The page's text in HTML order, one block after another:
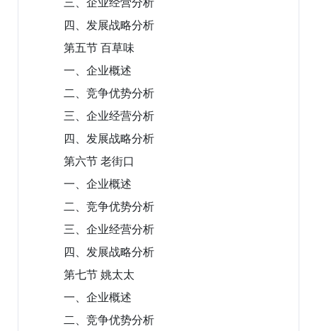
四、发展战略分析
第五节 百草味
一、企业概述
二、竞争优势分析
三、企业经营分析
四、发展战略分析
第六节 老街口
一、企业概述
二、竞争优势分析
三、企业经营分析
四、发展战略分析
第七节 姚太太
一、企业概述
二、竞争优势分析